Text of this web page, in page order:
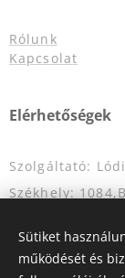
Rólunk
Kapcsolat
Elérhetőségek
Szolgáltató:
Székhely:
Nyílvántatrtási
E-mail:
Sütiket
működését és